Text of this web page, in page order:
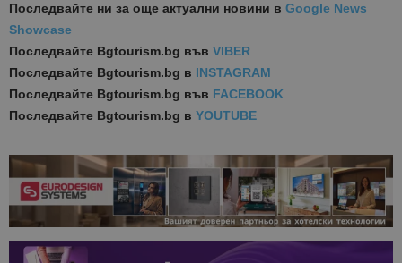
Последвайте ни за още актуални новини в Google News
Showcase
Последвайте Bgtourism.bg във VIBER
Последвайте Bgtourism.bg в INSTAGRAM
Последвайте Bgtourism.bg във FACEBOOK
Последвайте Bgtourism.bg в YOUTUBE